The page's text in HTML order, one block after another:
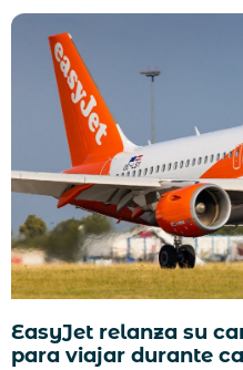
EasyJet relanza su
para viajar durante